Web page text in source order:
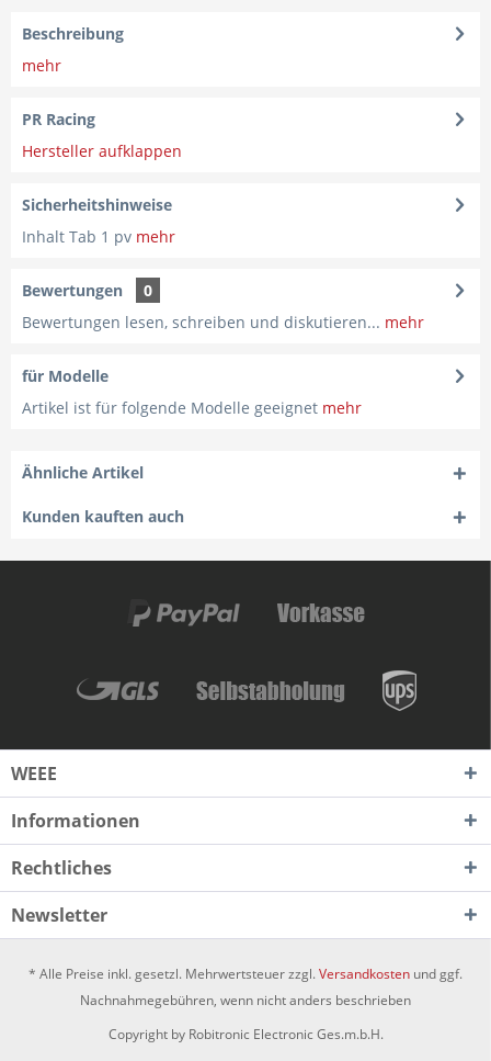
Beschreibung
mehr
PR Racing
Hersteller aufklappen
Sicherheitshinweise
Inhalt Tab 1 pv mehr
Bewertungen
0
Bewertungen lesen, schreiben und diskutieren... mehr
für Modelle
Artikel ist für folgende Modelle geeignet mehr
Ähnliche Artikel
Kunden kauften auch
WEEE
Informationen
Rechtliches
Newsletter
* Alle Preise inkl. gesetzl. Mehrwertsteuer zzgl.Versandkosten und ggf.
Nachnahmegebühren, wenn nicht anders beschrieben
Copyright by Robitronic Electronic Ges.m.b.H.